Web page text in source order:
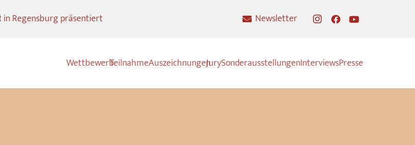
in Regensburg präsentiert Newsletter
WettbewerbTeilnahmeAuszeichnungenJurySonderausstellungenInterviewsPresse